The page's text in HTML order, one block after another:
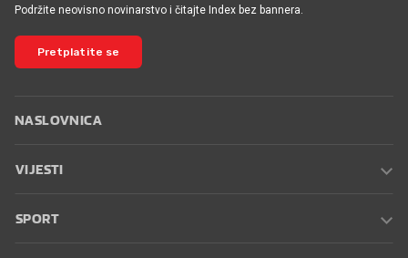
Podržite neovisno novinarstvo i čitajte Index bez bannera.
Pretplatite se
NASLOVNICA
VIJESTI
SPORT